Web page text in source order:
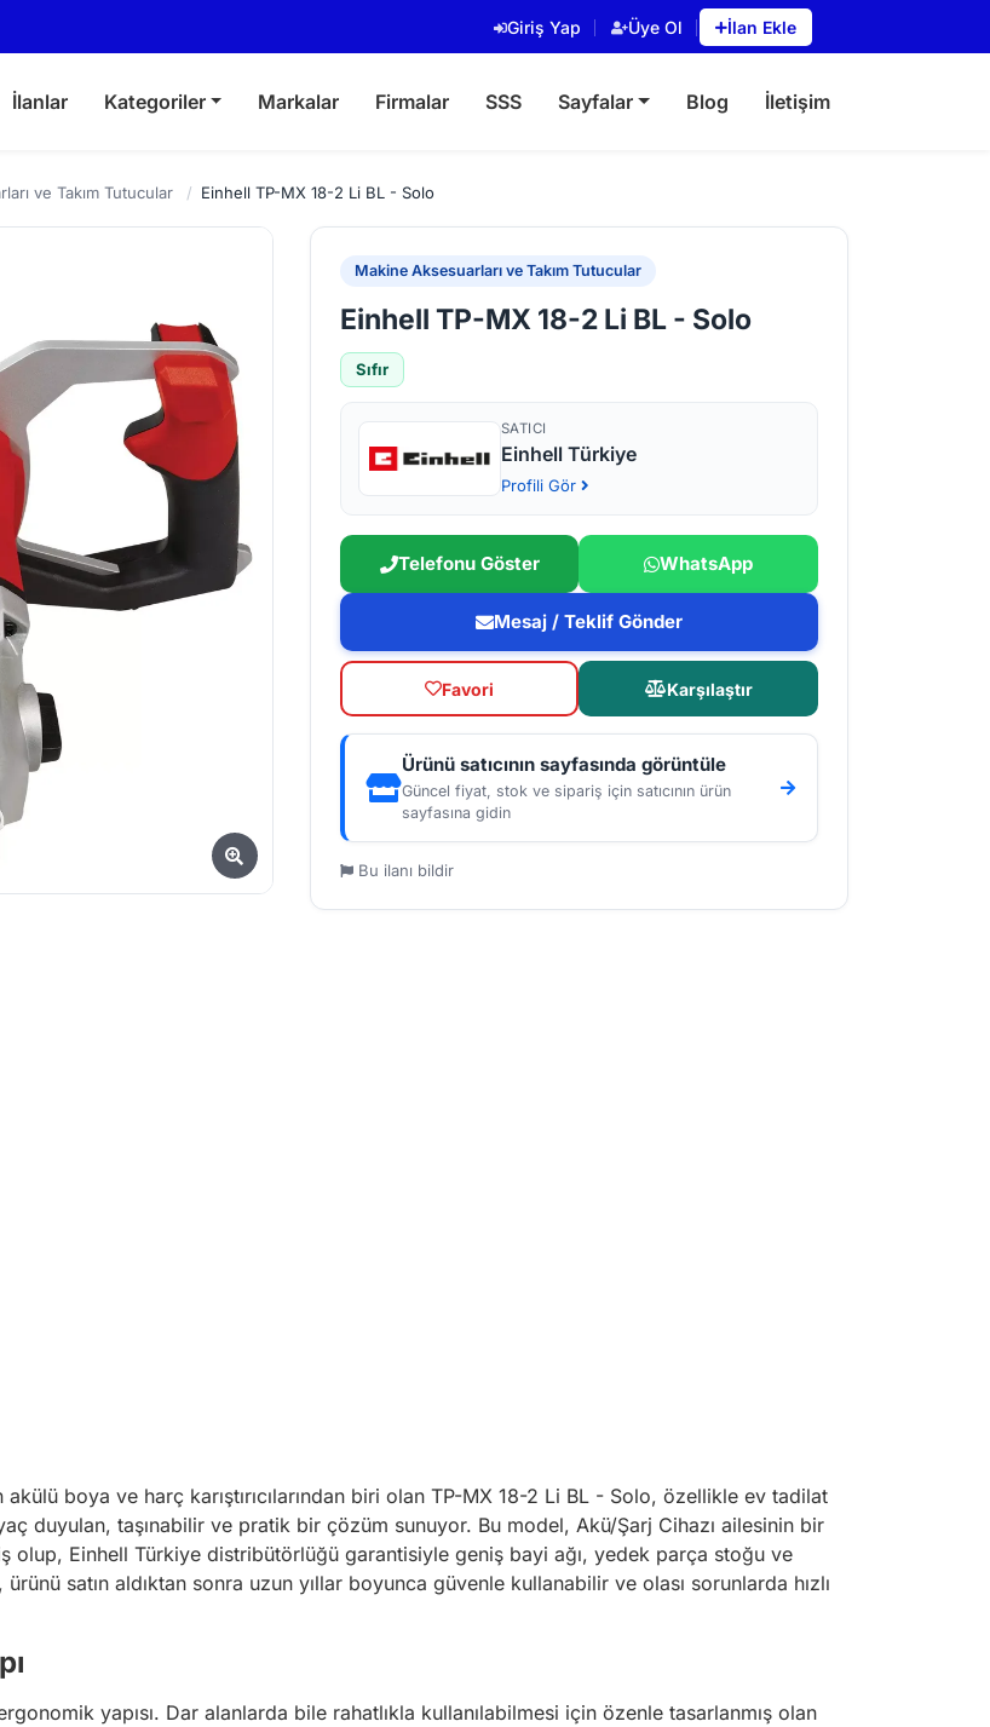
Giriş Yap Üye Ol İlan Ekle
İlanlar Kategoriler Markalar Firmalar SSS Sayfalar Blog İletişim
ve Takım Tutucular / Einhell TP-MX 18-2 Li BL - Solo
Makine Aksesuarları ve Takım Tutucular
Einhell TP-MX 18-2 Li BL - Solo
Sıfır
SATICI
Einhell Türkiye
Profili Gör
Telefonu Göster WhatsApp
Mesaj / Teklif Gönder
Favori Karşılaştır
Ürünü satıcının sayfasında görüntüle
Güncel fiyat, stok ve sipariş için satıcının ürün
sayfasına gidin
Bu ilanı bildir
boya ve harç karıştırıcılarından biri olan TP-MX 18-2 Li BL - Solo, özellikle ev tadilat
duyulan, taşınabilir ve pratik bir çözüm sunuyor. Bu model, Akü/Şarj Cihazı ailesinin bir
olup, Einhell Türkiye distribütörlüğü garantisiyle geniş bayi ağı, yedek parça stoğu ve
satın aldıktan sonra uzun yıllar boyunca güvenle kullanabilir ve olası sorunlarda hızlı
yapısı. Dar alanlarda bile rahatlıkla kullanılabilmesi için özenle tasarlanmış olan